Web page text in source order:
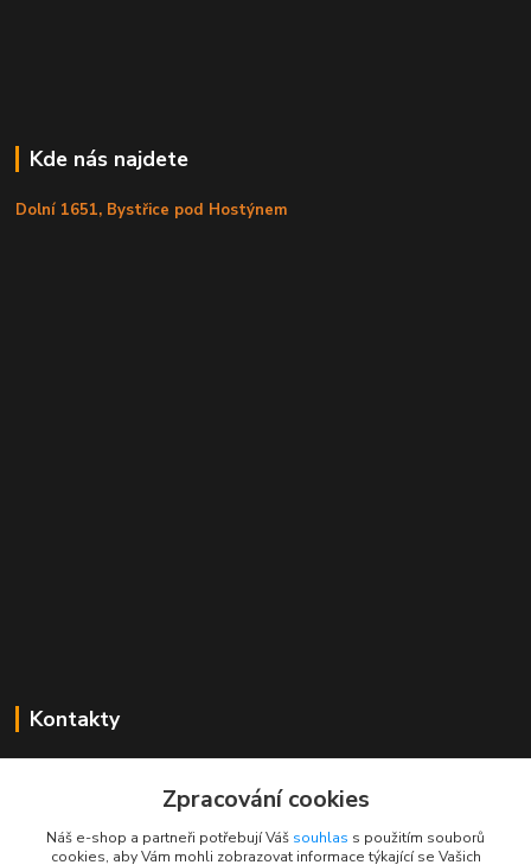
Kde nás najdete
Dolní 1651, Bystřice pod Hostýnem
Kontakty
+420 725 613 837
Zpracování cookies
Náš e-shop a partneři potřebují Váš souhlas s použitím souborů
cookies, aby Vám mohli zobrazovat informace týkající se Vašich